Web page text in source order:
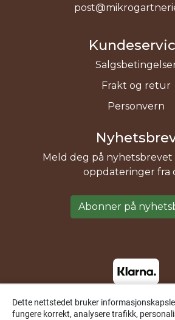
Frakt og retur
Personvern
Meld deg på nyhetsbrevet
oppdateringer fra
Abonner på
Dette nettstedet bruker
fungere korrekt, analysere trafikk,